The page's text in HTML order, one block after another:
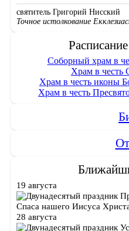
святитель Григорий Нисский
Точное истолкование
Соборный храм в
Храм в честь
Храм в честь иконы
Храм в честь
19 августа
Спаса нашего Иисуса
28 августа